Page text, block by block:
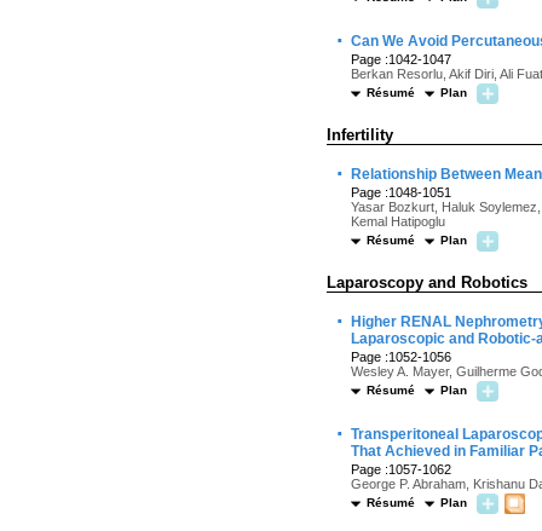
· Can We Avoid
Page :1042-1047
Berkan Resorlu, Akif Diri, Ali
Résumé Plan
Infertility
· Relationship Between
Page :1048-1051
Yasar Bozkurt, Haluk
Kemal Hatipoglu
Résumé Plan
Laparoscopy and Robotics
·
Higher RENAL
Laparoscopic and
Page :1052-1056
Wesley A. Mayer, Guilherme
Résumé Plan
· Transperitoneal
That Achieved in Familiar
Page :1057-1062
George P. Abraham, Krishanu
Résumé Plan